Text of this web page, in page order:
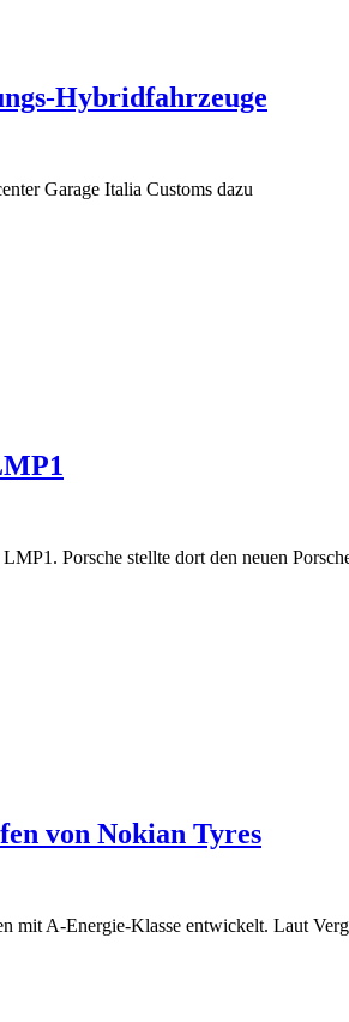
Hybridfahrzeuge
Garage Italia Customs dazu
Porsche stellte dort den neuen
von Nokian Tyres
mit A-Energie-Klasse entwickelt. Laut